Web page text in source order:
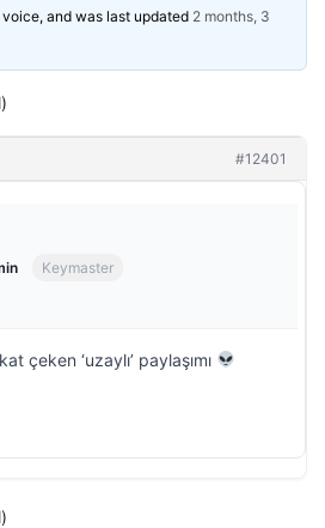
and was last updated 2 months, 3
#12401
Keymaster
çeken ‘uzaylı’ paylaşımı